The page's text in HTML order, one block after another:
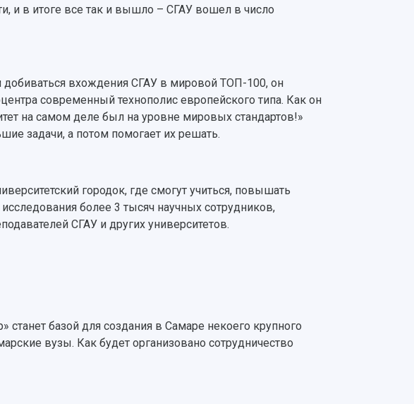
и в итоге все так и вышло – СГАУ вошел в число
вхождения СГАУ в мировой ТОП-100, он
современный технополис европейского типа. Как он
на самом деле был на уровне мировых стандартов!»
задачи, а потом помогает их решать.
городок, где смогут учиться, повышать
более 3 тысяч научных сотрудников,
СГАУ и других университетов.
станет базой для создания в Самаре некоего крупного
вузы. Как будет организовано сотрудничество